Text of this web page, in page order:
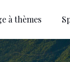
à thèmes